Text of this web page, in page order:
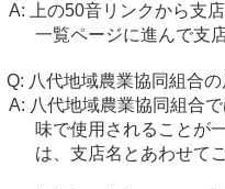
上の50音リンクから支
一覧ページに進んで支
八代地域農業協同組合
八代地域農業協同組合
味で使用されることが
は、支店名とあわせて